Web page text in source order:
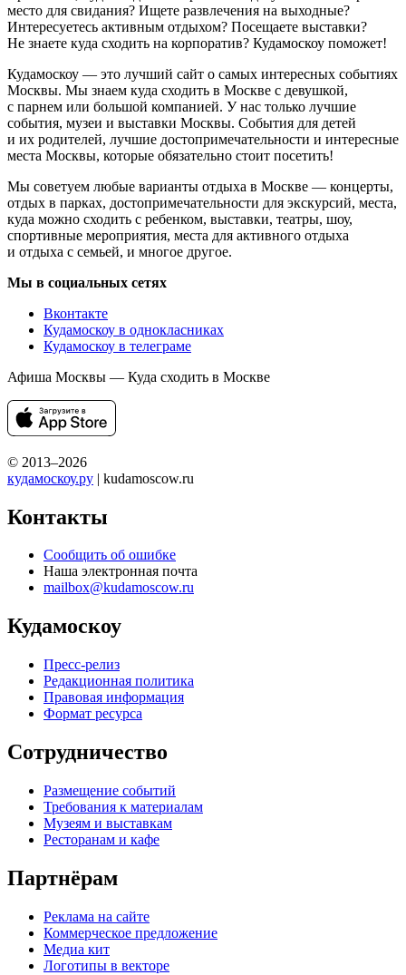
место для свидания? Ищете развлечения на выходные?
Интересуетесь активным отдыхом? Посещаете выставки?
Не знаете куда сходить на корпоратив? Кудамоскоу поможет!
Кудамоскоу — это лучший сайт о самых интересных событиях
Москвы. Мы знаем куда сходить в Москве с девушкой,
с парнем или большой компанией. У нас только лучшие
события, музеи и выставки Москвы. События для детей
и их родителей, лучшие достопримечательности и интересные
места Москвы, которые обязательно стоит посетить!
Мы советуем любые варианты отдыха в Москве — концерты,
отдых в парках, достопримечательности для экскурсий, места,
куда можно сходить с ребенком, выставки, театры, шоу,
спортивные мероприятия, места для активного отдыха
и отдыха с семьей, и многое другое.
Мы в социальных сетях
Вконтакте
Кудамоскоу в однокласниках
Кудамоскоу в телеграме
Афиша Москвы — Куда сходить в Москве
© 2013–2026
кудамоскоу.ру | kudamoscow.ru
Контакты
Сообщить об ошибке
Наша электронная почта
mailbox@kudamoscow.ru
Кудамоскоу
Пресс-релиз
Редакционная политика
Правовая информация
Формат ресурса
Сотрудничество
Размещение событий
Требования к материалам
Музеям и выставкам
Ресторанам и кафе
Партнёрам
Реклама на сайте
Коммерческое предложение
Медиа кит
Логотипы в векторе